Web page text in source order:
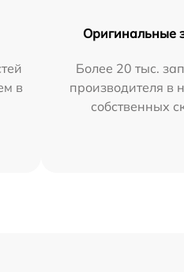
в
Оригинальные
Более 20 тыс.
производителя в
собственных